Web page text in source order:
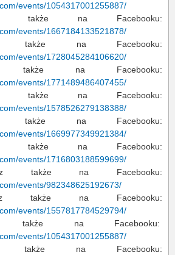
events/1054317001255887/
także na Facebooku:
events/1667184133521878/
także na Facebooku:
events/1728045284106620/
na Facebooku:
events/1771489486407455/
także na Facebooku:
events/1578526279138388/
także na Facebooku:
events/1669977349921384/
także na Facebooku:
events/1716803188599699/
także na Facebooku:
events/982348625192673/
także na Facebooku:
events/1557817784529794/
na Facebooku:
events/1054317001255887/
na Facebooku: